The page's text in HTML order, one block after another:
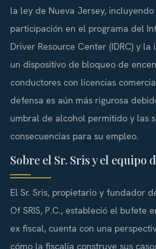
la ley de Nueva Jersey, incluyendo
participación en el programa del
Driver Resource Center (IDRC) y la
un dispositivo de bloqueo de
conductores con licencias
defensa es aún más rigurosa
umbral de alcohol permitido y las
consecuencias para su empleo.
Sobre el Sr. Sris y el equipo
El Sr. Sris, propietario y fundador
Of SRIS, P.C., estableció el bufete
ex fiscal, cuenta con una
cómo la fiscalía construye sus